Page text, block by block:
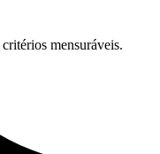
mensuráveis.